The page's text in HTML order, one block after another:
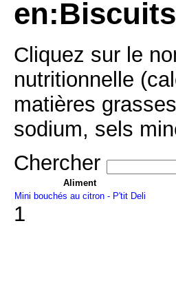
Cliquez sur le
nutritionnelle
matières
sodium, sels
Chercher
Aliment
Mini bouchés au citron - P'tit Deli
1